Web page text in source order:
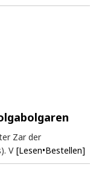
Zar der
V [Lesen•Bestellen]